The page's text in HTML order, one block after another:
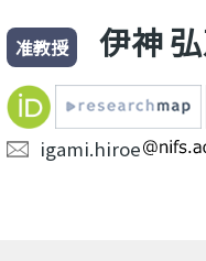
准教授 伊神
igami.hiroe